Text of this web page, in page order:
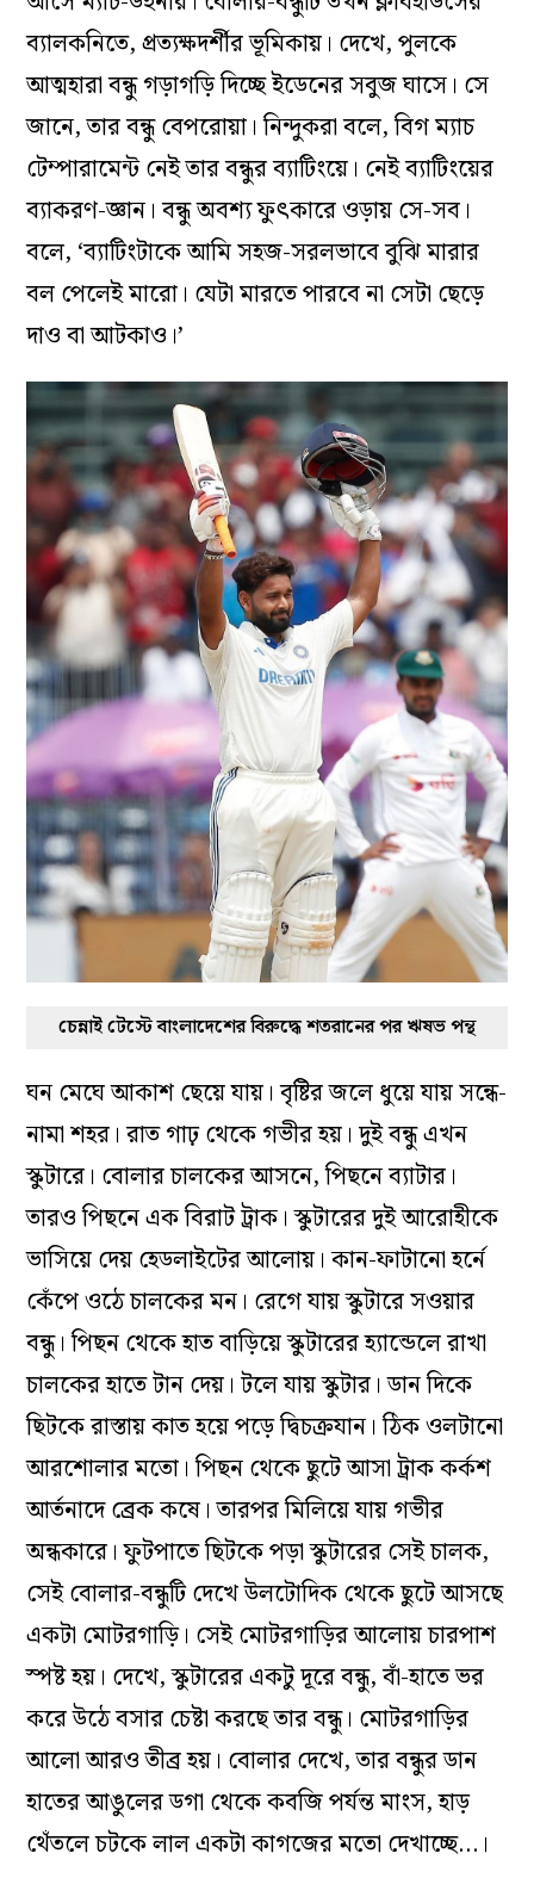
ব্যালকনিতে, প্রত্যক্ষদর্শীর ভূমিকায়। দেখে, পুলকে
আত্মহারা বন্ধু গড়াগড়ি দিচ্ছে ইডেনের সবুজ ঘাসে। সে
জানে, তার বন্ধু বেপরোয়া। নিন্দুকরা বলে, বিগ ম্যাচ
টেম্পারামেন্ট নেই তার বন্ধুর ব্যাটিংয়ে। নেই ব্যাটিংয়ের
ব্যাকরণ-জ্ঞান। বন্ধু অবশ্য ফুৎকারে ওড়ায় সে-সব।
বলে, ‘ব্যাটিংটাকে আমি সহজ-সরলভাবে বুঝি মারার
বল পেলেই মারো। যেটা মারতে পারবে না সেটা ছেড়ে
দাও বা আটকাও।’
চেন্নাই টেস্টে বাংলাদেশের বিরুদ্ধে শতরানের পর ঋষভ পন্থ
ঘন মেঘে আকাশ ছেয়ে যায়। বৃষ্টির জলে ধুয়ে যায় সন্ধে-
নামা শহর। রাত গাঢ় থেকে গভীর হয়। দুই বন্ধু এখন
স্কুটারে। বোলার চালকের আসনে, পিছনে ব্যাটার।
তারও পিছনে এক বিরাট ট্রাক। স্কুটারের দুই আরোহীকে
ভাসিয়ে দেয় হেডলাইটের আলোয়। কান-ফাটানো হর্নে
কেঁপে ওঠে চালকের মন। রেগে যায় স্কুটারে সওয়ার
বন্ধু। পিছন থেকে হাত বাড়িয়ে স্কুটারের হ্যান্ডেলে রাখা
চালকের হাতে টান দেয়। টলে যায় স্কুটার। ডান দিকে
ছিটকে রাস্তায় কাত হয়ে পড়ে দ্বিচক্রযান। ঠিক ওলটানো
আরশোলার মতো। পিছন থেকে ছুটে আসা ট্রাক কর্কশ
আর্তনাদে ব্রেক কষে। তারপর মিলিয়ে যায় গভীর
অন্ধকারে। ফুটপাতে ছিটকে পড়া স্কুটারের সেই চালক,
সেই বোলার-বন্ধুটি দেখে উলটোদিক থেকে ছুটে আসছে
একটা মোটরগাড়ি। সেই মোটরগাড়ির আলোয় চারপাশ
স্পষ্ট হয়। দেখে, স্কুটারের একটু দূরে বন্ধু, বাঁ-হাতে ভর
করে উঠে বসার চেষ্টা করছে তার বন্ধু। মোটরগাড়ির
আলো আরও তীব্র হয়। বোলার দেখে, তার বন্ধুর ডান
হাতের আঙুলের ডগা থেকে কবজি পর্যন্ত মাংস, হাড়
থেঁতলে চটকে লাল একটা কাগজের মতো দেখাচ্ছে…।